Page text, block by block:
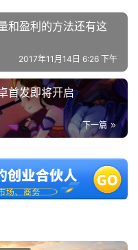
和盈利的方法还有这
2017年11月14日 6:26 下午
首发即将开启
下一篇